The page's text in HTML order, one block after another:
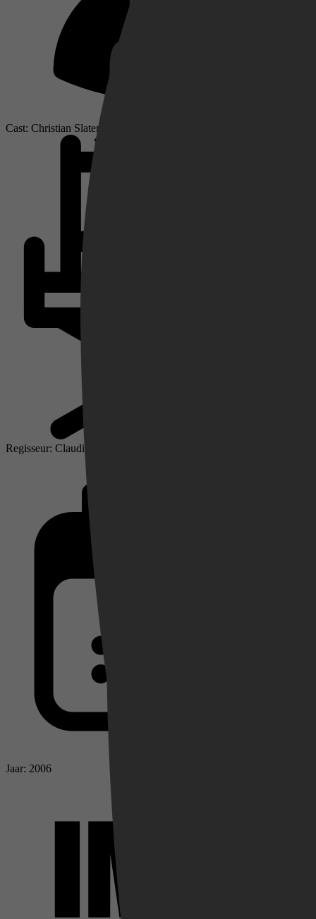
Cast: Christian Slater, Laura Regan, Peter Facinelli
Regisseur: Claudio Fäh
Jaar: 2006